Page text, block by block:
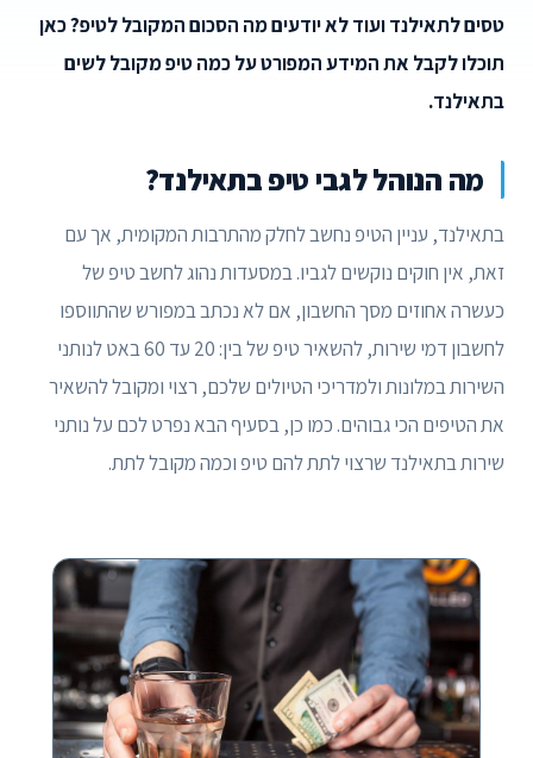
טסים לתאילנד ועוד לא יודעים מה הסכום המקובל לטיפ? כאן
תוכלו לקבל את המידע המפורט על כמה טיפ מקובל לשים
בתאילנד.
מה הנוהל לגבי טיפ בתאילנד?
בתאילנד, עניין הטיפ נחשב לחלק מהתרבות המקומית, אך עם
זאת, אין חוקים נוקשים לגביו. במסעדות נהוג לחשב טיפ של
כעשרה אחוזים מסך החשבון, אם לא נכתב במפורש שהתווספו
לחשבון דמי שירות, להשאיר טיפ של בין: 20 עד 60 באט לנותני
השירות במלונות ולמדריכי הטיולים שלכם, רצוי ומקובל להשאיר
את הטיפים הכי גבוהים. כמו כן, בסעיף הבא נפרט לכם על נותני
שירות בתאילנד שרצוי לתת להם טיפ וכמה מקובל לתת.